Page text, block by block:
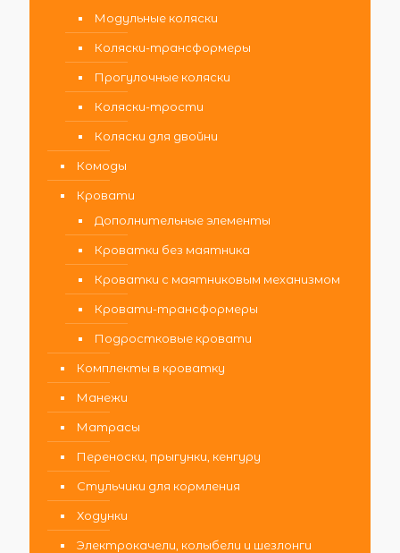
Модульные коляски
Коляски-трансформеры
Прогулочные коляски
Коляски-трости
Коляски для двойни
Комоды
Кровати
Дополнительные элементы
Кроватки без маятника
Кроватки с маятниковым механизмом
Кровати-трансформеры
Подростковые кровати
Комплекты в кроватку
Манежи
Матрасы
Переноски, прыгунки, кенгуру
Стульчики для кормления
Ходунки
Электрокачели, колыбели и шезлонги